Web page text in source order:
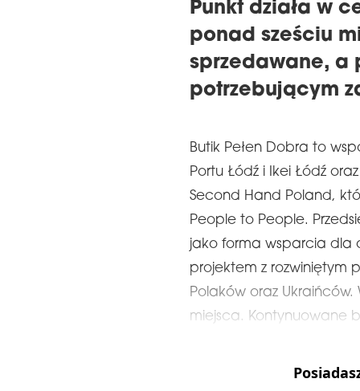
Punkt działa w
ponad sześciu
sprzedawane, a
potrzebującym
Butik Pełen Dobra to
Portu Łódź i Ikei Łódź
Second Hand Poland,
People to People.
jako forma wsparcia dla
projektem z rozwiniętym
Polaków oraz
miejsca. Kontynuowane